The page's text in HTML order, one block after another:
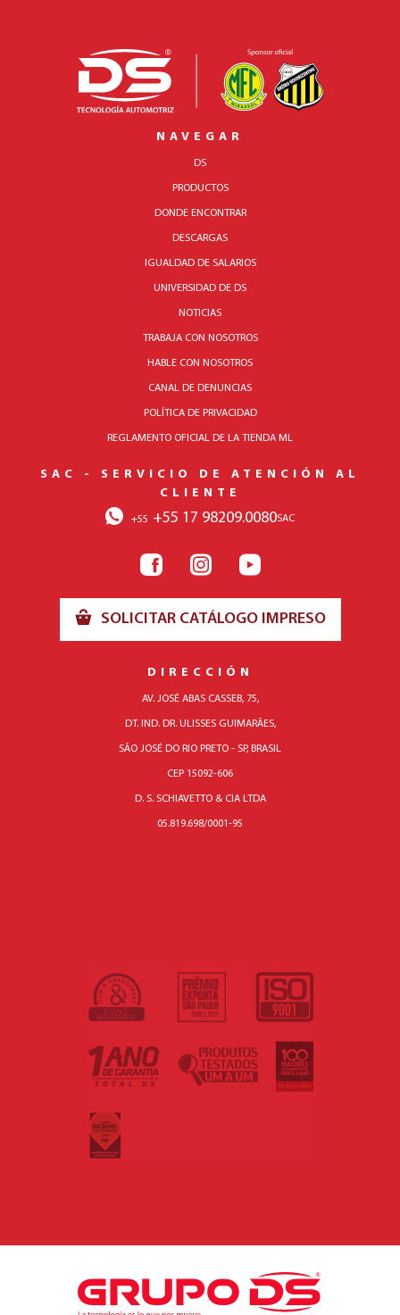
NAVEGAR
DS
PRODUCTOS
DONDE ENCONTRAR
DESCARGAS
IGUALDAD DE SALARIOS
UNIVERSIDAD DE DS
NOTICIAS
TRABAJA CON NOSOTROS
HABLE CON NOSOTROS
CANAL DE DENUNCIAS
POLÍTICA DE PRIVACIDAD
REGLAMENTO OFICIAL DE LA TIENDA ML
SAC - SERVICIO DE ATENCIÓN AL
CLIENTE
+55 +55 17 98209.0080SAC
SOLICITAR CATÁLOGO IMPRESO
DIRECCIÓN
AV. JOSÉ ABAS CASSEB, 75,
DT. IND. DR. ULISSES GUIMARÃES,
SÃO JOSÉ DO RIO PRETO - SP, BRASIL
CEP 15092-606
D. S. SCHIAVETTO & CIA LTDA
05.819.698/0001-95